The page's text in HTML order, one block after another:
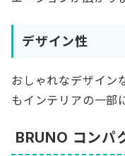
デザイン性
おしゃれなデザイン
もインテリアの一部
BRUNO コンパ